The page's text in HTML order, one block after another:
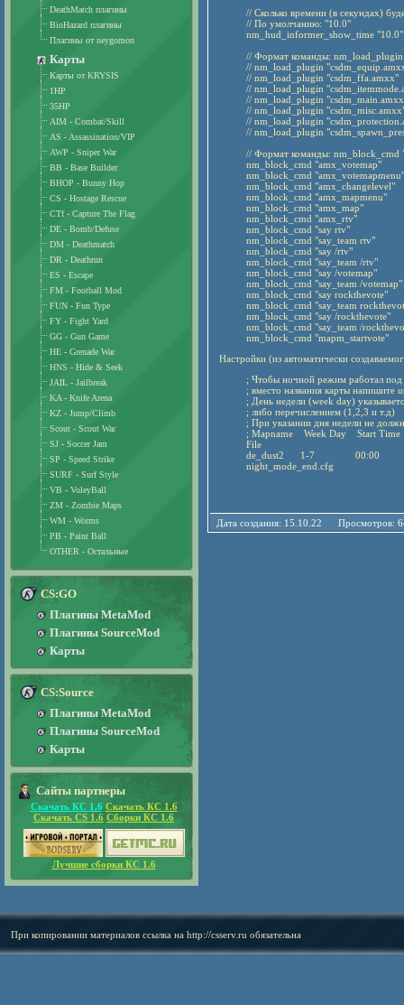
// Сколько времени (в секундах)
// По умолчанию: "10.0"
nm_hud_informer_show_time "10.0"
// Формат команды: nm_load_plugin
// nm_load_plugin
// nm_load_plugin "csdm_ffa.amxx"
// nm_load_plugin
// nm_load_plugin
// nm_load_plugin
// nm_load_plugin
// nm_load_plugin
// Формат команды: nm_block_cmd
nm_block_cmd "amx_votemap"
nm_block_cmd "amx_votemapmenu"
nm_block_cmd "amx_changelevel"
nm_block_cmd "amx_mapmenu"
nm_block_cmd "amx_map"
nm_block_cmd "amx_rtv"
nm_block_cmd "say rtv"
nm_block_cmd "say_team rtv"
nm_block_cmd "say /rtv"
nm_block_cmd "say_team /rtv"
nm_block_cmd "say /votemap"
nm_block_cmd "say_team /votemap"
nm_block_cmd "say rockthevote"
nm_block_cmd "say_team
nm_block_cmd "say /rockthevote"
nm_block_cmd "say_team /
nm_block_cmd "mapm_startvote"
Настройки (из автоматически
; Чтобы ночной режим работал под
; вместо названия карты напишите
; День недели (week day)
; либо перечислением (1,2,3 и т.д)
; При указании дня недели не
; Mapname Week Day Start
File
de_dust2 1-7 00:00
night_mode_end.cfg
Дата создания: 15.10.22 Просмотров:
DeathMatch плагины
BioHazard плагины
Плагины от neygomon
Карты
Карты от KRYSIS
1HP
35HP
AIM - Combat/Skill
AS - Assassination/VIP
AWP - Sniper War
BB - Base Builder
BHOP - Bunny Hop
CS - Hostage Rescue
CTf - Capture The Flag
DE - Bomb/Defuse
DM - Deathmatch
DR - Deathrun
ES - Escape
FM - Football Mod
FUN - Fun Type
FY - Fight Yard
GG - Gun Game
HE - Grenade War
HNS - Hide & Seek
JAIL - Jailbreak
KA - Knife Arena
KZ - Jump/Climb
Scout - Scout War
SJ - Soccer Jam
SP - Speed Strike
SURF - Surf Style
VB - VoleyBall
ZM - Zombie Maps
WM - Worms
PB - Paint Ball
OTHER - Остальные
CS:GO
Плагины MetaMod
Плагины SourceMod
Карты
CS:Source
Плагины MetaMod
Плагины SourceMod
Карты
Сайты партнеры
Скачать КС 1.6 Скачать КС 1.6
Скачать CS 1.6 Сборки КС 1.6
Лучшие сборки КС 1.6
При копировании материалов ссылка на http://csserv.ru обязательна